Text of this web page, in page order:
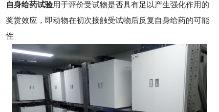
自身给药试验用于评价受试物是否具有足以产生强化作用的
奖赏效应，即动物在初次接触受试物后反复自身给药的可能
性